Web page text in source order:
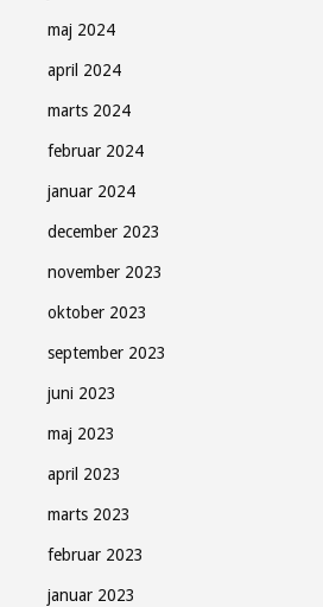
maj 2024
april 2024
marts 2024
februar 2024
januar 2024
december 2023
november 2023
oktober 2023
september 2023
juni 2023
maj 2023
april 2023
marts 2023
februar 2023
januar 2023